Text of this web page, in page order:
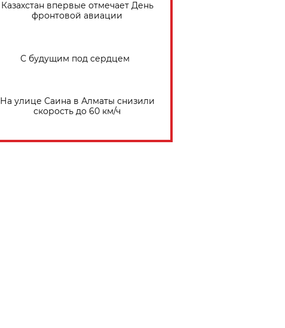
Казахстан впервые отмечает День
фронтовой авиации
С будущим под сердцем
На улице Саина в Алматы снизили
скорость до 60 км/ч